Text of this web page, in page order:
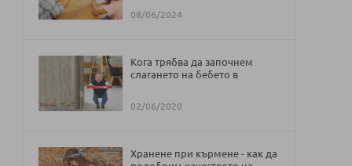
08/06/2024
Кога трябва да започнем
слагането на бебето в
02/06/2020
Хранене при кърмене - как да